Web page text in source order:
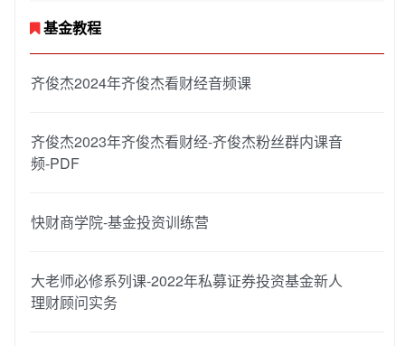
基金教程
齐俊杰2024年齐俊杰看财经音频课
齐俊杰2023年齐俊杰看财经-齐俊杰粉丝群内课音
频-PDF
快财商学院-基金投资训练营
大老师必修系列课-2022年私募证券投资基金新人
理财顾问实务